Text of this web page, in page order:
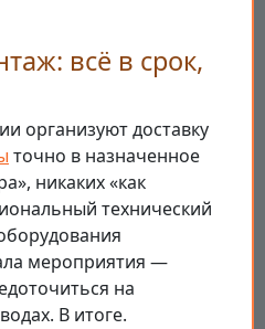
всё в срок,
организуют доставку
точно в назначенное
никаких «как
технический
мероприятия —
на
В итоге.